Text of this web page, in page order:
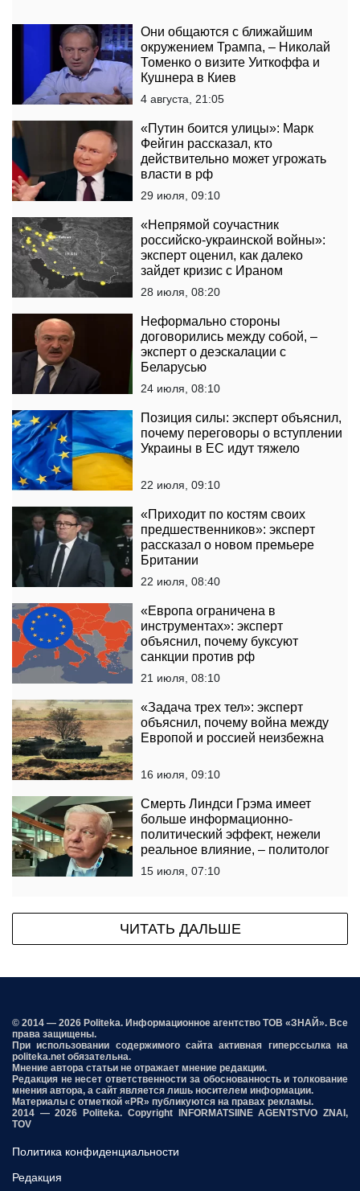
Они общаются с ближайшим
окружением Трампа, – Николай
Томенко о визите Уиткоффа и
Кушнера в Киев
4 августа, 21:05
«Путин боится улицы»: Марк
Фейгин рассказал, кто
действительно может угрожать
власти в рф
29 июля, 09:10
«Непрямой соучастник
российско-украинской войны»:
эксперт оценил, как далеко
зайдет кризис с Ираном
28 июля, 08:20
Неформально стороны
договорились между собой, –
эксперт о деэскалации с
Беларусью
24 июля, 08:10
Позиция силы: эксперт объяснил,
почему переговоры о вступлении
Украины в ЕС идут тяжело
22 июля, 09:10
«Приходит по костям своих
предшественников»: эксперт
рассказал о новом премьере
Британии
22 июля, 08:40
«Европа ограничена в
инструментах»: эксперт
объяснил, почему буксуют
санкции против рф
21 июля, 08:10
«Задача трех тел»: эксперт
объяснил, почему война между
Европой и россией неизбежна
16 июля, 09:10
Смерть Линдси Грэма имеет
больше информационно-
политический эффект, нежели
реальное влияние, – политолог
15 июля, 07:10
ЧИТАТЬ ДАЛЬШЕ
© 2014 — 2026 Politeka. Информационное агентство ТОВ «ЗНАЙ». Все
права защищены.
При использовании содержимого сайта активная гиперссылка на
politeka.net обязательна.
Мнение автора статьи не отражает мнение редакции.
Редакция не несет ответственности за обоснованность и толкование
мнения автора, а сайт является лишь носителем информации.
Материалы с отметкой «PR» публикуются на правах рекламы.
2014 — 2026 Politeka. Copyright INFORMATSIINE AGENTSTVO ZNAI,
TOV
Политика конфиденциальности
Редакция